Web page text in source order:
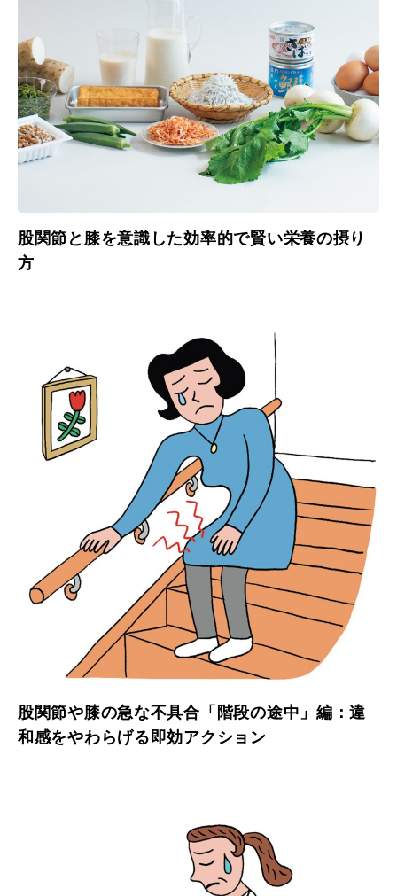
股関節と膝を意識した効率的で賢い栄養の摂り
方
股関節や膝の急な不具合「階段の途中」編：違
和感をやわらげる即効アクション